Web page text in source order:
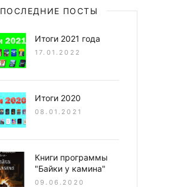
ПОСЛЕДНИЕ ПОСТЫ
Итоги 2021 года
17.01.2022
Итоги 2020
08.01.2021
Книги программы
"Байки у камина"
09.06.2020